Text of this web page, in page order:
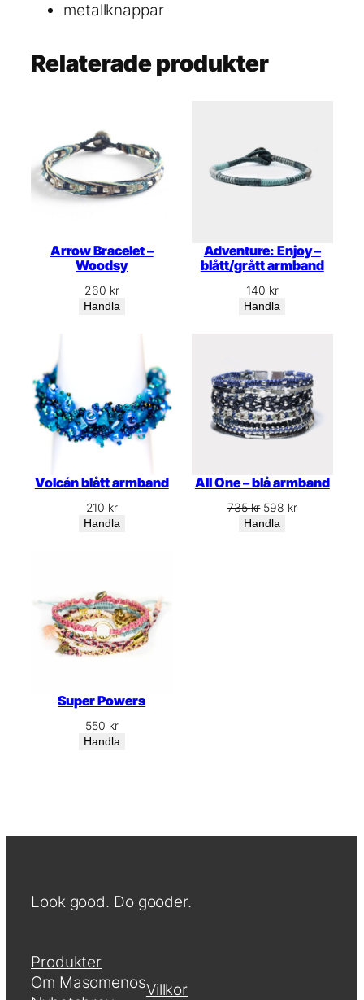
metallknappar
Relaterade produkter
Arrow Bracelet –
Woodsy
260 kr
Handla
Adventure: Enjoy –
blått/grått armband
140 kr
Handla
Volcán blått armband
210 kr
Handla
All One – blå armband
735kr Det
ursprungliga
598 krDet
Handla
Super Powers
550 kr
Handla
Look good. Do gooder.
Produkter
Om MasomenosVillkor